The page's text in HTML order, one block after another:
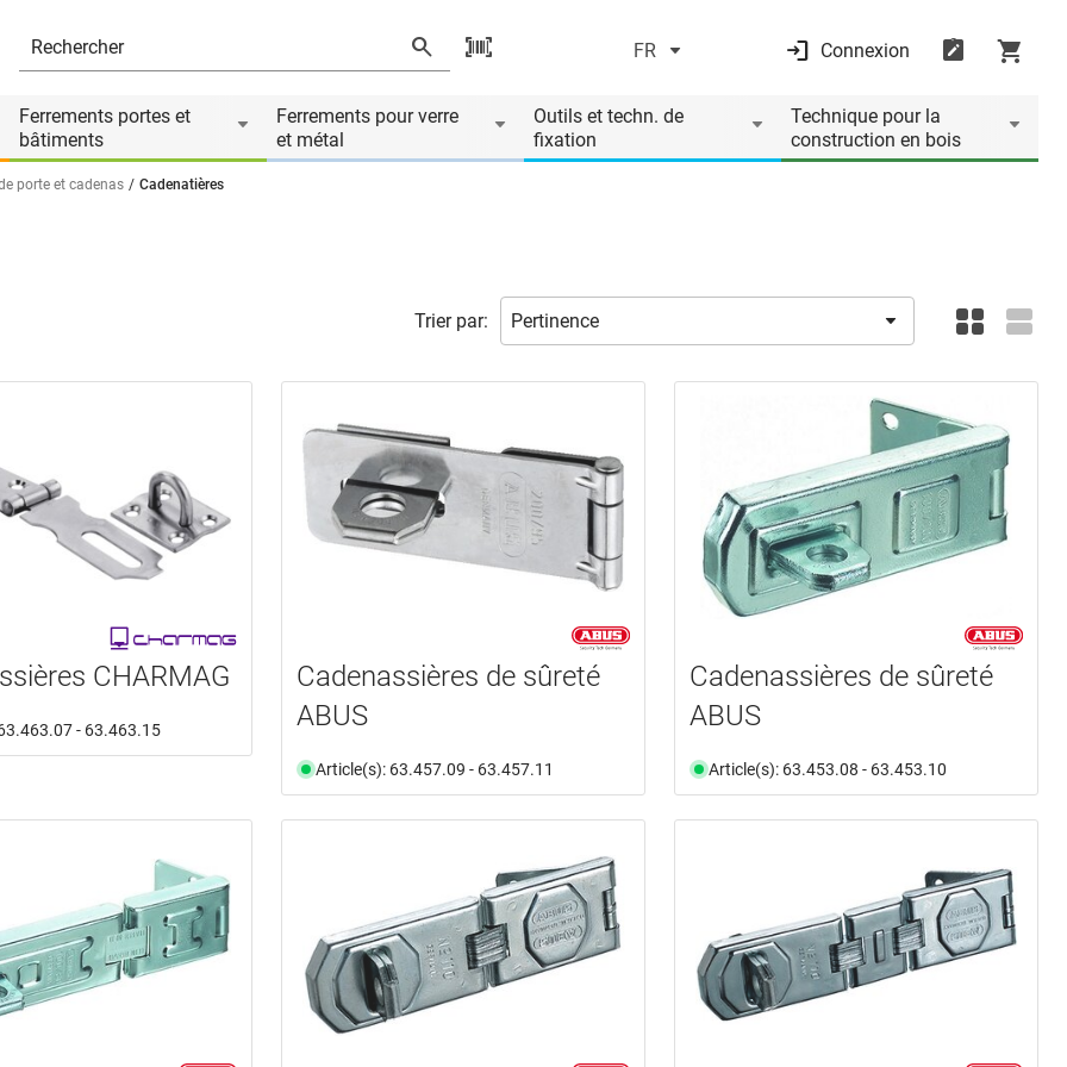
FR Connexion
Ferrements portes et
bâtiments
Ferrements pour verre
et métal
Outils et techn. de
fixation
Technique pour la
construction en bois
porte et cadenas Cadenatières
Trier par:
CHARMAG
- 63.463.15
Cadenassières de sûreté
ABUS
Article(s): 63.457.09 - 63.457.11
Cadenassières de sûreté
ABUS
Article(s): 63.453.08 - 63.453.10